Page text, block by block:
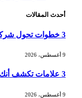
الرابعة
أسابيع
أسعار
المحادثات
أحدث المقالات
3 خطوات تحول شركتك الصغيرة إلى قوة مؤثرة
9 أغسطس، 2026
3 علامات تكشف أنك تتمتع بانضباط ذاتي قوي
9 أغسطس، 2026